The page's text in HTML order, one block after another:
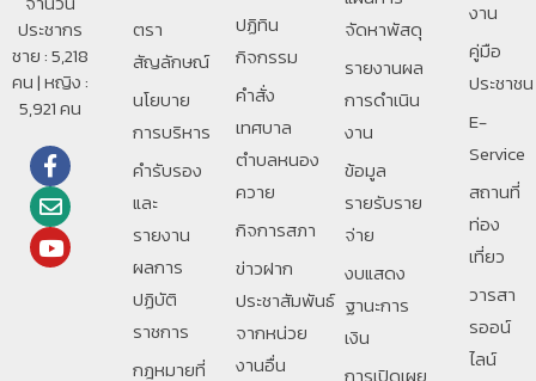
ประชากร
ชาย : 5,218
คน | หญิง :
5,921 คน
ตรา
สัญลักษณ์
นโยบาย
การบริหาร
คำรับรอง
และ
รายงาน
ผลการ
ปฏิบัติ
ราชการ
กฎหมายที่
ปฏิทิน
กิจกรรม
คำสั่ง
เทศบาล
ตำบลหนอง
ควาย
กิจการสภา
ข่าวฝาก
ประชาสัมพันธ์
จากหน่วย
งานอื่น
จัดหาพัสดุ
รายงานผล
การดำเนิน
งาน
ข้อมูล
รายรับราย
จ่าย
งบแสดง
ฐานะการ
เงิน
การเปิดเผย
งาน
คู่มือ
ประชาชน
E-
Service
สถานที่
ท่อง
เที่ยว
วารสา
รออน์
ไลน์